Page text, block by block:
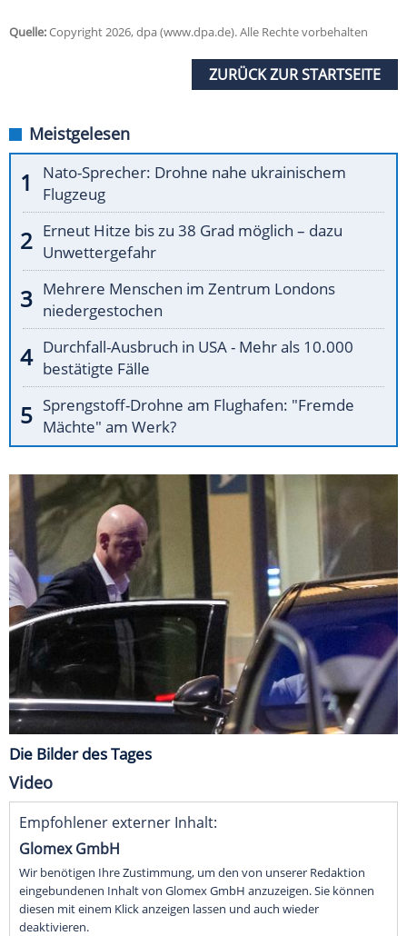
Quelle:Copyright 2026, dpa (www.dpa.de). Alle Rechte vorbehalten
ZURÜCK ZUR STARTSEITE
Meistgelesen
Nato-Sprecher: Drohne nahe ukrainischem
Flugzeug
Erneut Hitze bis zu 38 Grad möglich – dazu
Unwettergefahr
Mehrere Menschen im Zentrum Londons
niedergestochen
Durchfall-Ausbruch in USA - Mehr als 10.000
bestätigte Fälle
Sprengstoff-Drohne am Flughafen: "Fremde
Mächte" am Werk?
Die Bilder des Tages
Video
Empfohlener externer Inhalt:
Glomex GmbH
Wir benötigen Ihre Zustimmung, um den von unserer Redaktion
eingebundenen Inhalt von Glomex GmbH anzuzeigen. Sie können
diesen mit einem Klick anzeigen lassen und auch wieder
deaktivieren.